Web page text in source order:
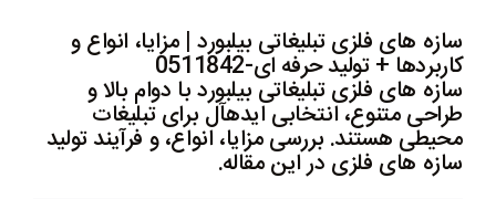
سازه های فلزی تبلیغاتی بیلبورد | مزایا، انواع و
کاربردها + تولید حرفه ای-0511842
سازه های فلزی تبلیغاتی بیلبورد با دوام بالا و
طراحی متنوع، انتخابی ایدهآل برای تبلیغات
محیطی هستند. بررسی مزایا، انواع، و فرآیند تولید
سازه های فلزی در این مقاله.